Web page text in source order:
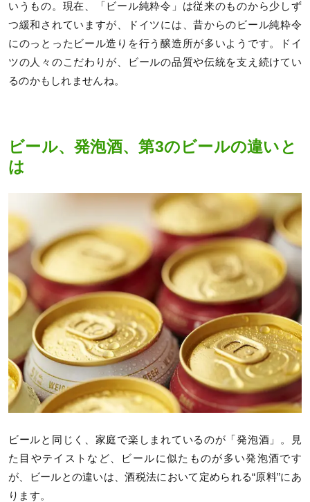
いうもの。現在、「ビール純粋令」は従来のものから少しず
つ緩和されていますが、ドイツには、昔からのビール純粋令
にのっとったビール造りを行う醸造所が多いようです。ドイ
ツの人々のこだわりが、ビールの品質や伝統を支え続けてい
るのかもしれませんね。
ビール、発泡酒、第3のビールの違いと
は
ビールと同じく、家庭で楽しまれているのが「発泡酒」。見
た目やテイストなど、ビールに似たものが多い発泡酒です
が、ビールとの違いは、酒税法において定められる“原料”にあ
ります。